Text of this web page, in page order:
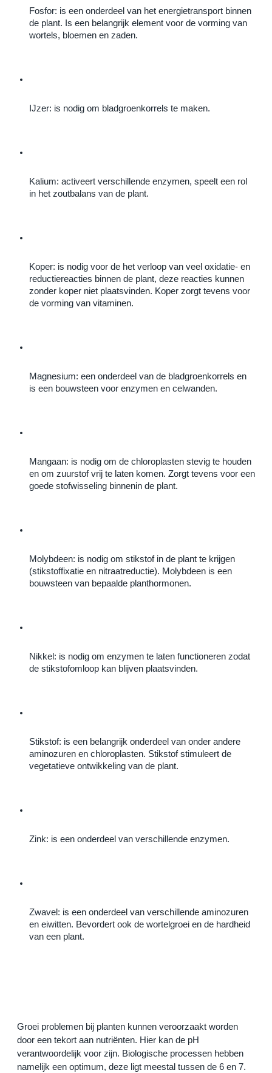
Fosfor: is een onderdeel van het energietransport binnen
de plant. Is een belangrijk element voor de vorming van
wortels, bloemen en zaden.
IJzer: is nodig om bladgroenkorrels te maken.
Kalium: activeert verschillende enzymen, speelt een rol
in het zoutbalans van de plant.
Koper: is nodig voor de het verloop van veel oxidatie- en
reductiereacties binnen de plant, deze reacties kunnen
zonder koper niet plaatsvinden. Koper zorgt tevens voor
de vorming van vitaminen.
Magnesium: een onderdeel van de bladgroenkorrels en
is een bouwsteen voor enzymen en celwanden.
Mangaan: is nodig om de chloroplasten stevig te houden
en om zuurstof vrij te laten komen. Zorgt tevens voor een
goede stofwisseling binnenin de plant.
Molybdeen: is nodig om stikstof in de plant te krijgen
(stikstoffixatie en nitraatreductie). Molybdeen is een
bouwsteen van bepaalde planthormonen.
Nikkel: is nodig om enzymen te laten functioneren zodat
de stikstofomloop kan blijven plaatsvinden.
Stikstof: is een belangrijk onderdeel van onder andere
aminozuren en chloroplasten. Stikstof stimuleert de
vegetatieve ontwikkeling van de plant.
Zink: is een onderdeel van verschillende enzymen.
Zwavel: is een onderdeel van verschillende aminozuren
en eiwitten. Bevordert ook de wortelgroei en de hardheid
van een plant.
Groei problemen bij planten kunnen veroorzaakt worden
door een tekort aan nutriënten. Hier kan de pH
verantwoordelijk voor zijn. Biologische processen hebben
namelijk een optimum, deze ligt meestal tussen de 6 en 7.